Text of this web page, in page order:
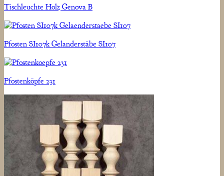
Tischleuchte Holz Genova B
Pfosten SI107k Gelanderstäbe SI107
Pfostenköpfe 231